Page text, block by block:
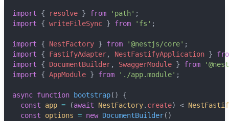
import { resolve } from 'path' ;
import { writeFileSync } from 'fs' ;
import { NestFactory } from '@nestjs/core' ;
import { FastifyAdapter, NestFastifyApplication }
import { DocumentBuilder, SwaggerModule } from
import { AppModule } from './app.module' ;
async function bootstrap() {
const
app = (await NestFactory. create) <
const
options = new DocumentBuilder()